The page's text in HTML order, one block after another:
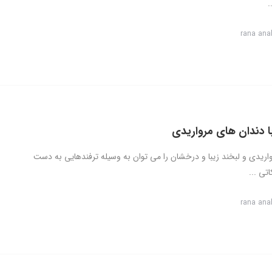
rana
دندان های مرواریدی
و لبخند زیبا و درخشان را می توان به وسیله ترفندهایی به دست
...
rana